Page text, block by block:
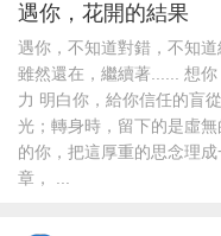
遇你，花開的結果
遇你，不知道對錯，不知
雖然還在，繼續著...... 想
力 明白你，給你信任的盲
光；轉身時，留下的是虛
的你，把這厚重的思念理
章， ...